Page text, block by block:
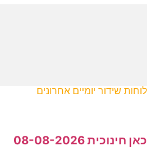
לוחות שידור יומיים אחרונים
כאן חינוכית 08-08-2026